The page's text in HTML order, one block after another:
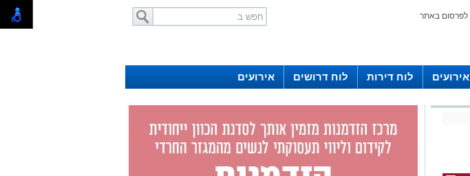
לפרסום באתר
אירועים לוח דירות לוח דרושים אירועים